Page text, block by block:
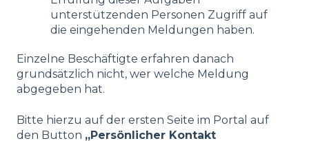
unterstützenden Personen Zugriff auf
die eingehenden Meldungen haben.
Einzelne Beschäftigte erfahren danach
grundsätzlich nicht, wer welche Meldung
abgegeben hat.
Bitte hierzu auf der ersten Seite im Portal auf
den Button „Persönlicher Kontakt